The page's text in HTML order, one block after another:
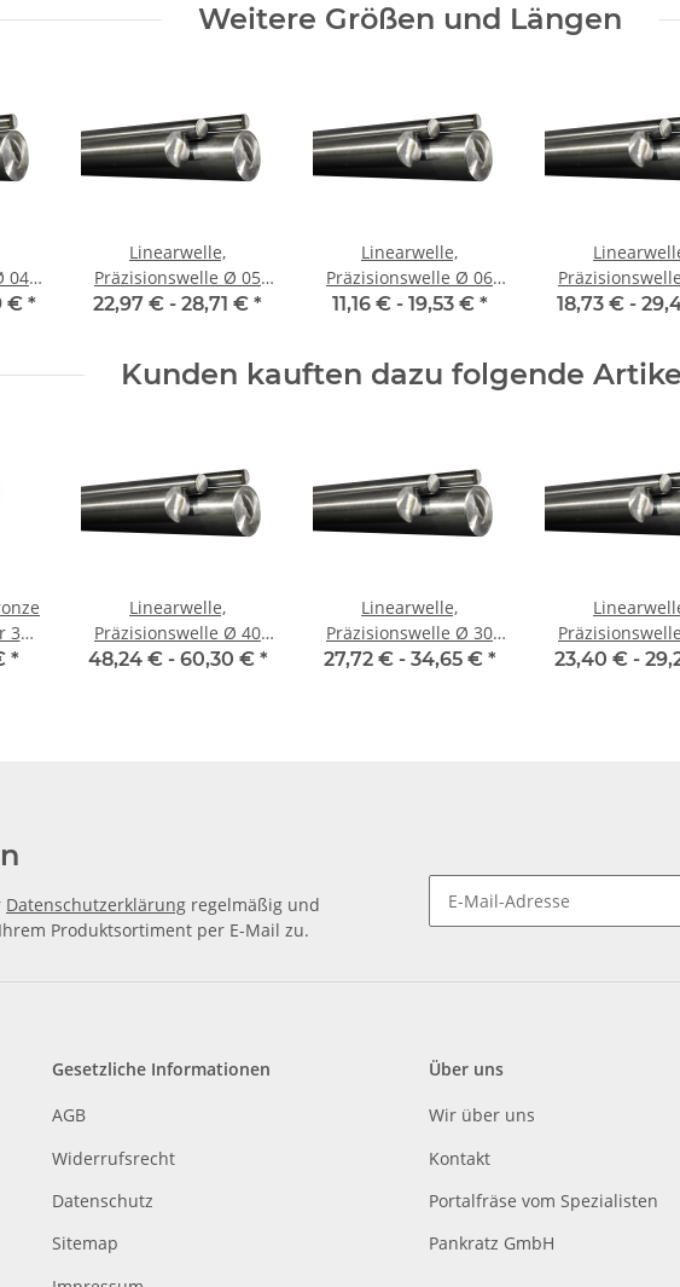
Weitere Größen und Längen
€ *
Linearwelle,
Präzisionswelle Ø 05
mm, je m ± 5 mm,
22,97 € - 28,71 € *
Linearwelle,
Präzisionswelle Ø 06
mm, je m ± 5 mm,
11,16 € - 19,53 € *
Präzisionswelle Ø 07
mm, je m ± 5
18,73 € -
Kunden kauften dazu folgende
35
*
Linearwelle,
Präzisionswelle Ø 40
mm, je m ± 5 mm,
48,24 € - 60,30 € *
Linearwelle,
Präzisionswelle Ø 30
mm, je m ± 5 mm,
27,72 € - 34,65 € *
Präzisionswelle Ø 25
mm, je m ± 5
23,40 € -
Datenschutzerklärung regelmäßig und
Produktsortiment per E-Mail zu.
Gesetzliche Informationen
AGB
Widerrufsrecht
Datenschutz
Sitemap
Über uns
Wir über uns
Kontakt
Portalfräse vom Spezialisten
Pankratz GmbH